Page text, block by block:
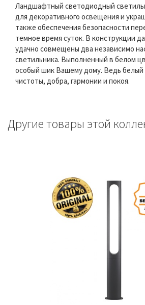
Ландшафтный светодиодный
для декоративного освещения и
также обеспечения безопасности
темное время суток. В конструкции
удачно совмещены два независимо
светильника. Выполненный в белом
особый шик Вашему дому. Ведь белый
чистоты, добра, гармонии и покоя.
Другие товары этой